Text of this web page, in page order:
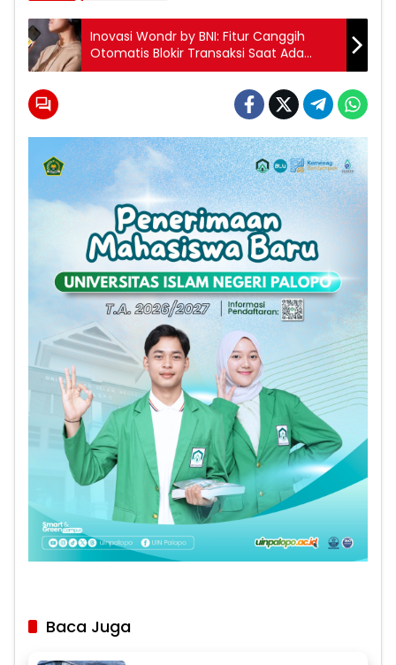
Inovasi Wondr by BNI: Fitur Canggih
Otomatis Blokir Transaksi Saat Ada
Panggilan Masuk
Baca Juga